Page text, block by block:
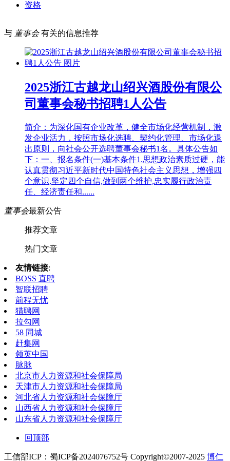
资格
与 董事会有关的信息推荐
2025浙江古越龙山绍兴酒股份有限公
司董事会秘书招聘1人公告
简介：为深化国有企业改革，健全市场化经营机制，激
发企业活力，按照市场化选聘、契约化管理、市场化退
出原则，向社会公开选聘董事会秘书1名。具体公告如
下：一、报名条件(一)基本条件1.思想政治素质过硬，能
认真贯彻习近平新时代中国特色社会主义思想，增强四
个意识,坚定四个自信,做到两个维护,忠实履行政治责
任、经济责任和......
董事会最新公告
推荐文章
热门文章
友情链接:
BOSS 直聘
智联招聘
前程无忧
猎聘网
拉勾网
58 同城
赶集网
领英中国
脉脉
北京市人力资源和社会保障局
天津市人力资源和社会保障局
河北省人力资源和社会保障厅
山西省人力资源和社会保障厅
山东省人力资源和社会保障厅
回顶部
工信部ICP：蜀ICP备2024076752号 Copyright©2007-2025 博仁